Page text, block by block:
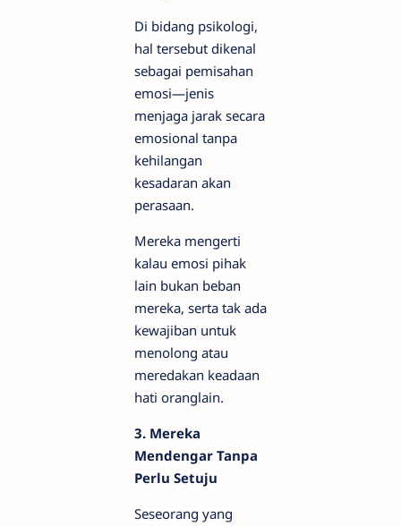
Di bidang psikologi,
hal tersebut dikenal
sebagai pemisahan
emosi—jenis
menjaga jarak secara
emosional tanpa
kehilangan
kesadaran akan
perasaan.
Mereka mengerti
kalau emosi pihak
lain bukan beban
mereka, serta tak ada
kewajiban untuk
menolong atau
meredakan keadaan
hati oranglain.
3. Mereka
Mendengar Tanpa
Perlu Setuju
Seseorang yang